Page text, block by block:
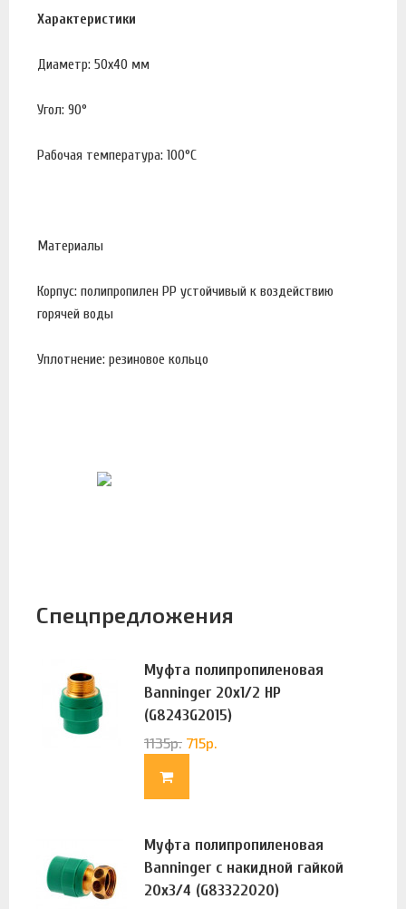
Характеристики
Диаметр: 50х40 мм
Угол: 90°
Рабочая температура: 100°С
Материалы
Корпус: полипропилен PP устойчивый к воздействию
горячей воды
Уплотнение: резиновое кольцо
Спецпредложения
Муфта полипропиленовая
Banninger 20х1/2 НР
(G8243G2015)
1135р. 715р.
Муфта полипропиленовая
Banninger с накидной гайкой
20х3/4 (G83322020)